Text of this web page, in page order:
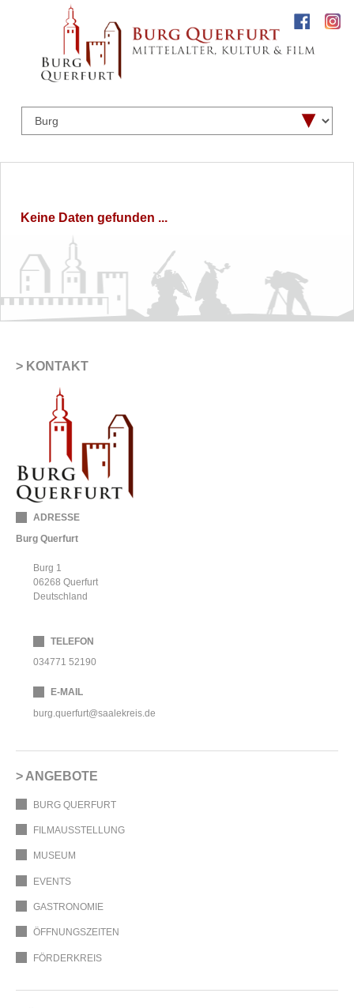
Keine Daten gefunden ...
KONTAKT
ADRESSE
Burg Querfurt
Burg 1
06268 Querfurt
Deutschland
TELEFON
034771 52190
E-MAIL
burg.querfurt@saalekreis.de
ANGEBOTE
BURG QUERFURT
FILMAUSSTELLUNG
MUSEUM
EVENTS
GASTRONOMIE
ÖFFNUNGSZEITEN
FÖRDERKREIS